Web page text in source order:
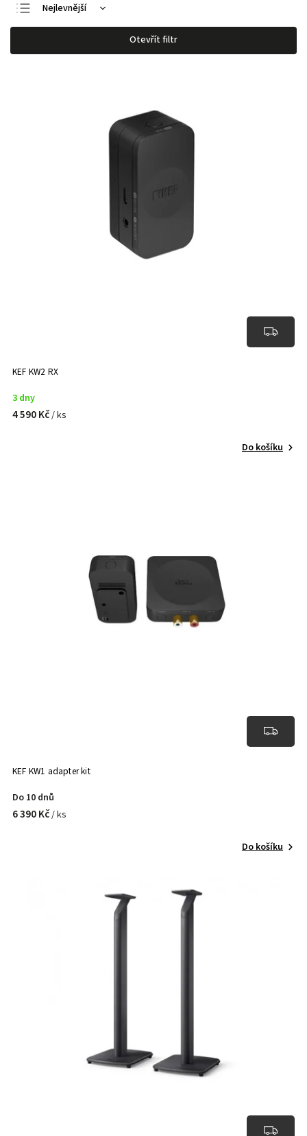
Nejlevnější
Nejdražší
Nejprodávanější
Otevřít filtr
KEF KW2 RX
3 dny
4 590 Kč/ ks
Do košíku
KEF KW1 adapter kit
Do 10 dnů
6 390 Kč/ ks
Do košíku